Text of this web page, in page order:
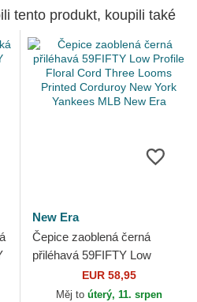
tento produkt, koupili také
New Era
Čepice zaoblená černá
přiléhavá 59FIFTY Low
Profile Floral Cord Three
Looms Printed Corduroy
EUR 58,95
Měj to úterý, 11. srpen